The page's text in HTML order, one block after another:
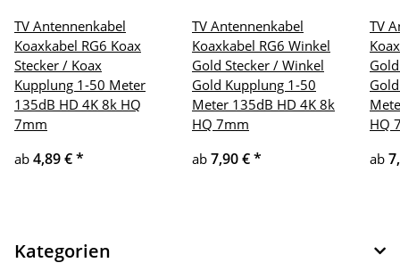
TV Antennenkabel
Koaxkabel RG6 Koax
Stecker / Koax
Kupplung 1-50 Meter
135dB HD 4K 8k HQ
7mm
ab 4,89 €*
TV Antennenkabel
Koaxkabel RG6 Winkel
Gold Stecker / Winkel
Gold Kupplung 1-50
Meter 135dB HD 4K 8k
HQ 7mm
ab 7,90 €*
TV
HQ
ab
Kategorien